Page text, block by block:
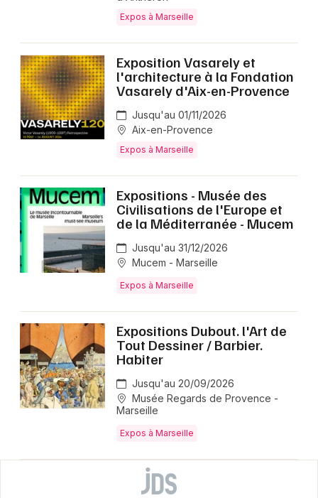
Expos à Marseille
Exposition Vasarely et
l'architecture à la Fondation
Vasarely d'Aix-en-Provence
Jusqu'au 01/11/2026
Aix-en-Provence
Expos à Marseille
Expositions - Musée des
Civilisations de l'Europe et
de la Méditerranée - Mucem
Jusqu'au 31/12/2026
Mucem - Marseille
Expos à Marseille
Expositions Dubout. l'Art de
Tout Dessiner / Barbier.
Habiter
Jusqu'au 20/09/2026
Musée Regards de Provence -
Marseille
Expos à Marseille